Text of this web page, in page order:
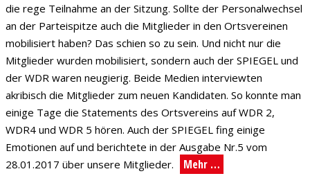
die rege Teilnahme an der Sitzung. Sollte der Personalwechsel
an der Parteispitze auch die Mitglieder in den Ortsvereinen
mobilisiert haben? Das schien so zu sein. Und nicht nur die
Mitglieder wurden mobilisiert, sondern auch der SPIEGEL und
der WDR waren neugierig. Beide Medien interviewten
akribisch die Mitglieder zum neuen Kandidaten. So konnte man
einige Tage die Statements des Ortsvereins auf WDR 2,
WDR4 und WDR 5 hören. Auch der SPIEGEL fing einige
Emotionen auf und berichtete in der Ausgabe Nr.5 vom
28.01.2017 über unsere Mitglieder.
Mehr …